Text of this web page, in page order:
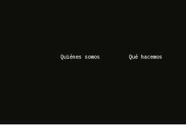
Quiénes somos Qué hacemos